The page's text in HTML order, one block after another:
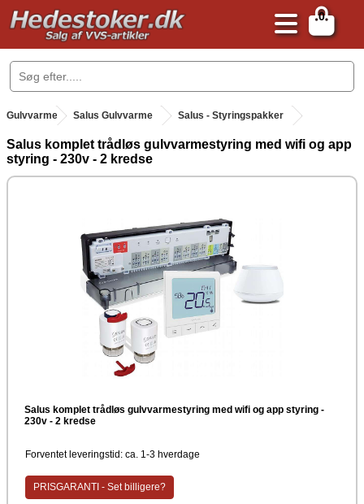
0
.
Gulvvarme . Salus Gulvvarme Salus - Styringspakker
Salus komplet trådløs gulvvarmestyring med wifi og app
styring - 230v - 2 kredse
Salus komplet trådløs gulvvarmestyring med wifi og app styring -
230v - 2 kredse
Forventet leveringstid: ca. 1-3 hverdage
PRISGARANTI - Set billigere?